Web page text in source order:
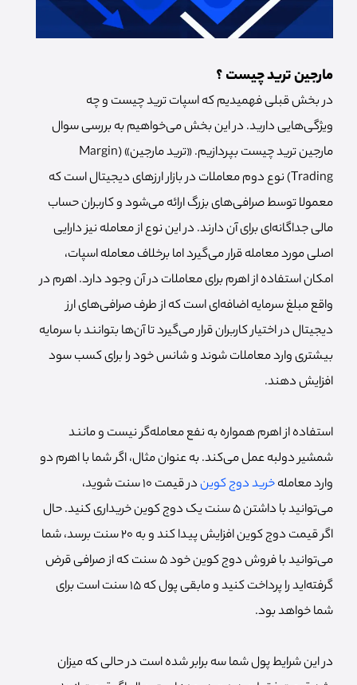
مارجین ترید چیست ؟
در بخش قبلی فهمیدیم که اسپات ترید چیست و چه
ویژگی‌هایی دارید. در این بخش می‌خواهیم به بررسی سوال
مارجین ترید چیست بپردازیم. «ترید مارجین» (Margin
Trading) نوع دوم معاملات در بازار ارزهای دیجیتال است که
معمولا توسط صرافی‌های بزرگ ارائه می‌شود و کاربران حساب
مالی جداگانه‌ای برای آن دارند. در این نوع از معامله نیز دارایی
اصلی مورد معامله قرار می‌گیرد اما برخلاف معامله اسپات،
امکان استفاده از اهرم برای معاملات در آن وجود دارد. اهرم در
واقع مبلغ سرمایه اضافه‌ای است که از طرف صرافی‌های ارز
دیجیتال در اختیار کاربران قرار می‌گیرد تا آن‌ها بتوانند با سرمایه
بیشتری وارد معاملات شوند و شانس خود را برای کسب سود
افزایش دهند.
استفاده از اهرم همواره به نفع معامله‌گر نیست و مانند
شمشیر دولبه عمل می‌کند. به عنوان مثال، اگر شما با اهرم دو
وارد معاملهخرید دوج کوین
در قیمت 10 سنت شوید،
می‌توانید با داشتن 5 سنت یک دوج کوین خریداری کنید. حال
اگر قیمت دوج کوین افزایش پیدا کند و به 20 سنت برسد، شما
می‌توانید با فروش دوج کوین خود 5 سنت که از صرافی قرض
گرفته‌اید را پرداخت کنید و مابقی پول که 15 سنت است برای
شما خواهد بود.
در این شرایط پول شما سه برابر شده است در حالی که میزان